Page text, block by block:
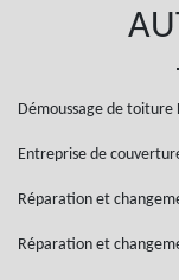
Démoussage de
Entreprise de
Réparation et
Réparation et